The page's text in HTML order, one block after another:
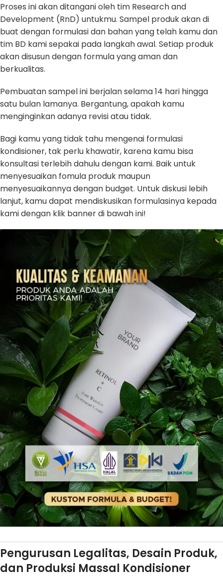
Proses ini akan ditangani oleh tim Research and
Development (RnD) untukmu. Sampel produk akan di
buat dengan formulasi dan bahan yang telah kamu dan
tim BD kami sepakai pada langkah awal. Setiap produk
akan disusun dengan formula yang aman dan
berkualitas.
Pembuatan sampel ini berjalan selama 14 hari hingga
satu bulan lamanya. Bergantung, apakah kamu
menginginkan adanya revisi atau tidak.
Bagi kamu yang tidak tahu mengenai formulasi
kondisioner, tak perlu khawatir, karena kamu bisa
konsultasi terlebih dahulu dengan kami. Baik untuk
menyesuaikan fomula produk maupun
menyesuaikannya dengan budget. Untuk diskusi lebih
lanjut, kamu dapat mendiskusikan formulasinya kepada
kami dengan klik banner di bawah ini!
Pengurusan Legalitas, Desain Produk,
dan Produksi Massal Kondisioner